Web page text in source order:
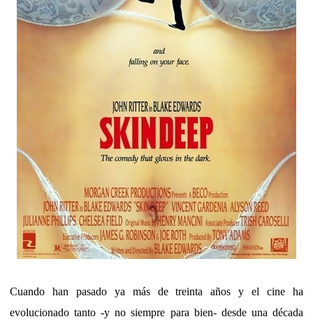
Cuando han pasado ya más de treinta años y el cine ha
evolucionado tanto -y no siempre para bien- desde una década